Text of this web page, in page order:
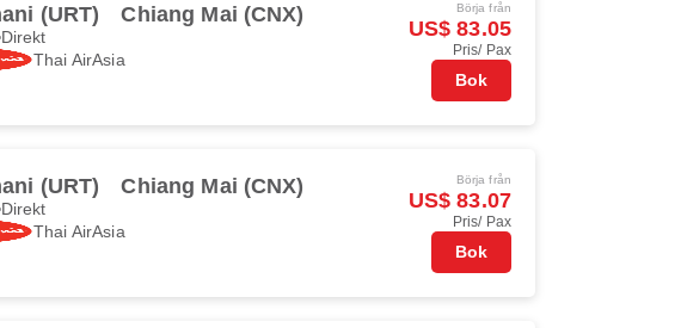
(URT) Chiang Mai (CNX)
Direkt
Thai AirAsia
Börja från
US$ 83.05
Pris/ Pax
Bok
(URT) Chiang Mai (CNX)
Direkt
Thai AirAsia
Börja från
US$ 83.07
Pris/ Pax
Bok